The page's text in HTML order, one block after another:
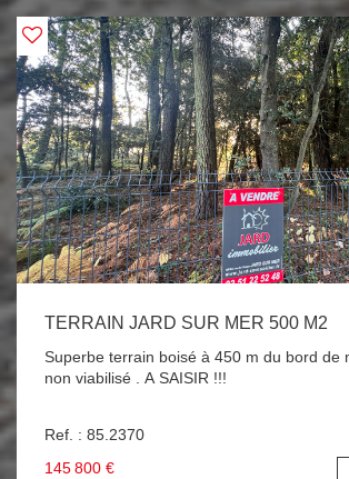
TERRAIN JARD SUR MER 500 M2
Superbe terrain boisé à 450 m du bord de
non viabilisé . A SAISIR !!!
Ref. : 85.2370
145 800 €